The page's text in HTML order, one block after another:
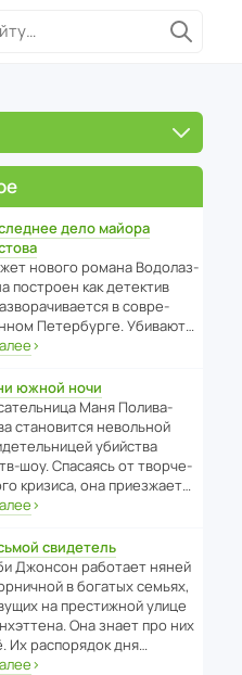
дело майора
нового романа Водо­ла­з­
пост­роен как дете­ктив
в совре­
Пете­р­бурге. Убивают…
›
южной ночи
Маня Поли­ва­
стано­вится невольной
убийства
шоу. Спасаясь от твор­че­
кризиса, она приезжает…
›
свидетель
Джонсон рабо­тает няней
в богатых семьях,
на прес­ти­жной улице
Она знает про них
Их распо­рядок дня…
›